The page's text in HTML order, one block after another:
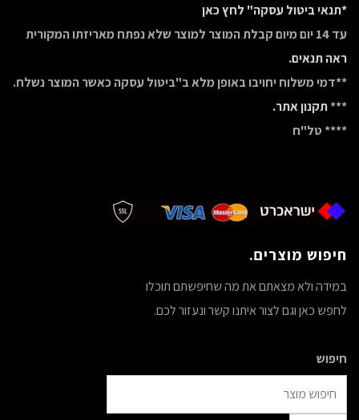
*תנאי ביטול עסקה" לחץ כאן
עד 14 יום מיום קבלת המוצר למוצר שלא נפתח מאריזתו המקורית
ראה תנאים.
**דמי משלוח יחויבו באופן מלא ב"ביטול עסקה כאשר המוצר נשלח.
***תקנון אתר.
**** טל"ח
חיפוש מוצרים.
במידה ולא מצאתם את מה שחיפשתם תוכלו
לחפש כאן וגם לצור איתנו קשר ונעזור לכם.
חיפוש